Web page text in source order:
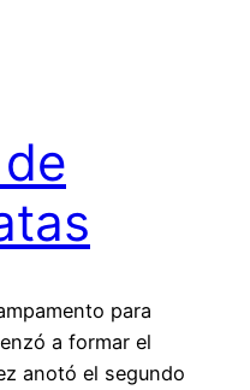
para
a formar el
anotó el segundo